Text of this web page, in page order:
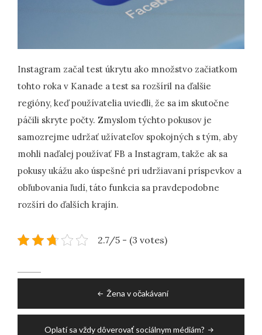
Instagram začal test úkrytu ako množstvo začiatkom
tohto roka v Kanade a test sa rozšíril na ďalšie
regióny, keď používatelia uviedli, že sa im skutočne
páčili skryte počty. Zmyslom týchto pokusov je
samozrejme udržať užívateľov spokojných s tým, aby
mohli naďalej používať FB a Instagram, takže ak sa
pokusy ukážu ako úspešné pri udržiavaní príspevkov a
obľubovania ľudí, táto funkcia sa pravdepodobne
rozšíri do ďalších krajín.
2.7/5 - (3 votes)
příspěvek
Žena v očakávaní
Oplatí sa vždy dôverovať sociálnym médiám?